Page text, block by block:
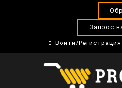
Запрос
Войти/